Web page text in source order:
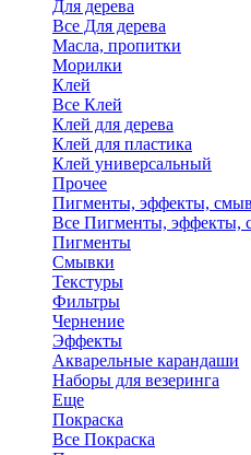
Для дерева
Все Для дерева
Масла, пропитки
Морилки
Клей
Все Клей
Клей для дерева
Клей для пластика
Клей универсальный
Прочее
Пигменты, эффекты,
Все Пигменты, эффекты,
Пигменты
Смывки
Текстуры
Фильтры
Чернение
Эффекты
Акварельные карандаши
Наборы для везеринга
Еще
Покраска
Все Покраска